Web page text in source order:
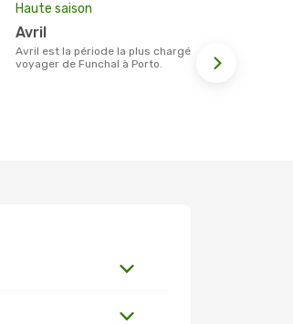
Haute saison
avril
avril est la période la plus chargée pour
voyager de Funchal à Porto.